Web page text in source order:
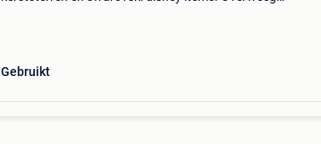
Gebruikt